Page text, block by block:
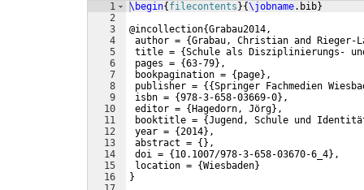
1
2
3
4
5
6
7
8
9
10
11
12
13
14
15
16
\begin{ filecontents }{\jobname.bib}
@incollection{Grabau2014,
author = {Grabau, Christian and Rieger-
title = {Schule als Disziplinierungs- und
pages = {63-79} ,
bookpagination = { page} ,
publisher = {{Springer Fachmedien
isbn = {978-3-658-03669-0} ,
editor = { Hagedorn, Jörg} ,
booktitle = {Jugend, Schule und
year = {2014} ,
abstract = { } ,
doi = { 10.1007/978-3-658-03670-6_4} ,
location = {Wiesbaden}
}